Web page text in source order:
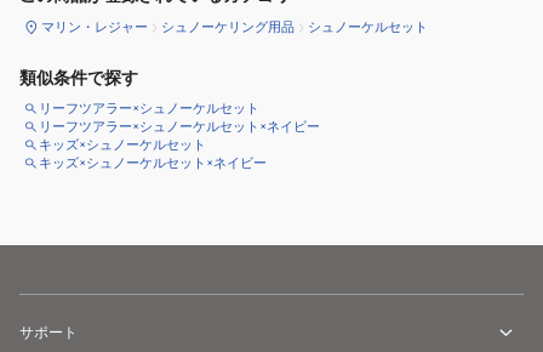
マリン・レジャー シュノーケリング用品 シュノーケルセット
類似条件で探す
リーフツアラー×シュノーケルセット
リーフツアラー×シュノーケルセット×ネイビー
キッズ×シュノーケルセット
キッズ×シュノーケルセット×ネイビー
サポート